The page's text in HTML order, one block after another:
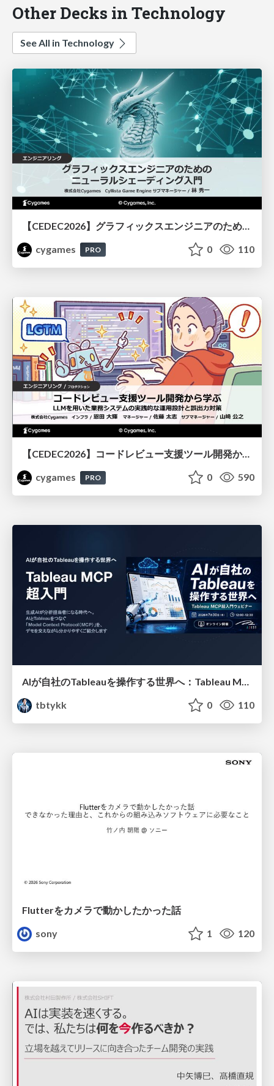
Other Decks in Technology
See All in Technology
cygames
PRO 0 110
【CEDEC2026】コードレビュー支援ツール開発から学ぶ：LLMを用いた業務システムの実践的な運用設計と誤出力対策
cygames
PRO 0 590
AIが自社のTableauを操作する世界へ：Tableau MCP超入門
tbtykk
0 110
Flutterをカメラで動かしたかった話
sony
1 120